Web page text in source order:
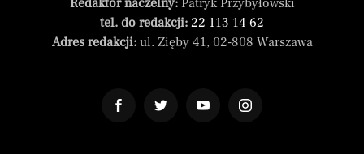
Redaktor naczelny:Patryk Przybyłowski
tel. do redakcji: 22 113 14 62
Adres redakcji:ul. Zięby 41, 02-808 Warszawa